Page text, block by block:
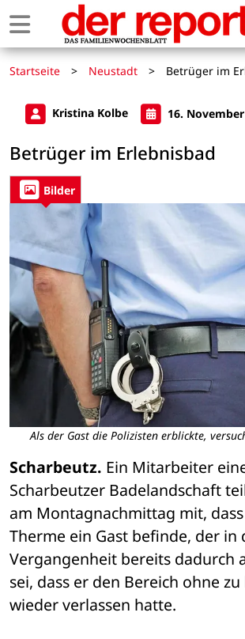
Startseite > Neustadt > Betrüger im
Kristina Kolbe 16.
Betrüger im Erlebnisbad
Bilder
Als der Gast die Polizisten erblickte,
Scharbeutz. Ein Mitarbeiter
Scharbeutzer Badelandschaft
am Montagnachmittag mit,
Therme ein Gast befinde, der in
Vergangenheit bereits dadurch
sei, dass er den Bereich ohne
wieder verlassen hatte.